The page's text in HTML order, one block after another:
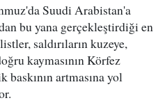
Suudi Arabistan'a
bu yana gerçekleştirdiği en
saldırıların kuzeye,
kaymasının Körfez
artmasına yol